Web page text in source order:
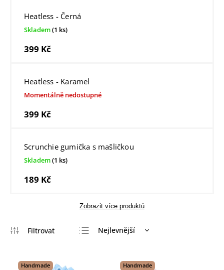
Heatless - Černá
Skladem(1 ks)
399 Kč
Heatless - Karamel
Momentálně nedostupné
399 Kč
Scrunchie gumička s mašličkou
Skladem(1 ks)
189 Kč
Zobrazit více produktů
Nejlevnější
Nejprodávanější
Handmade Handmade